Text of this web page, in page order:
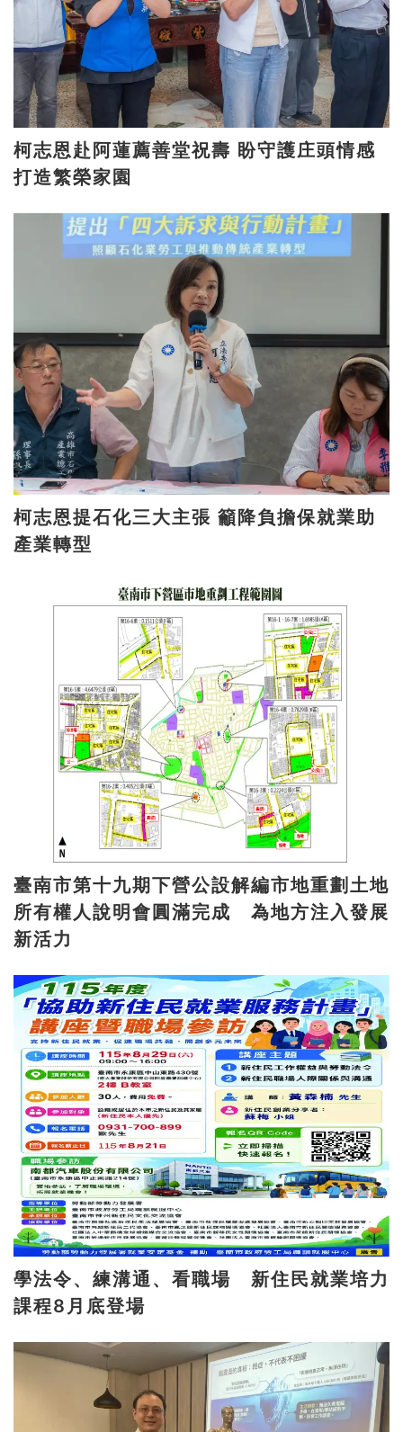
柯志恩赴阿蓮薦善堂祝壽 盼守護庄頭情感
打造繁榮家園
柯志恩提石化三大主張 籲降負擔保就業助
產業轉型
臺南市第十九期下營公設解編市地重劃土地
所有權人說明會圓滿完成 為地方注入發展
新活力
學法令、練溝通、看職場 新住民就業培力
課程8月底登場